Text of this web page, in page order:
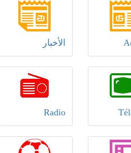
الأخبار
Radio